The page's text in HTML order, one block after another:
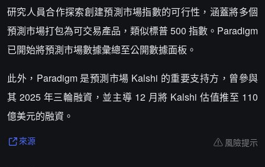
研究人員合作探索創建預測市場指數的可行性，涵蓋將多個
預測市場打包為可交易產品，類似標普 500 指數。Paradigm
已開始將預測市場數據彙總至公開數據面板。
此外，Paradigm 是預測市場 Kalshi 的重要支持方，曾參與
其 2025 年三輪融資，並主導 12 月將 Kalshi 估值推至 110
億美元的融資。
來源 風險提示